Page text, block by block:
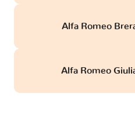
Alfa Romeo
Alfa Romeo